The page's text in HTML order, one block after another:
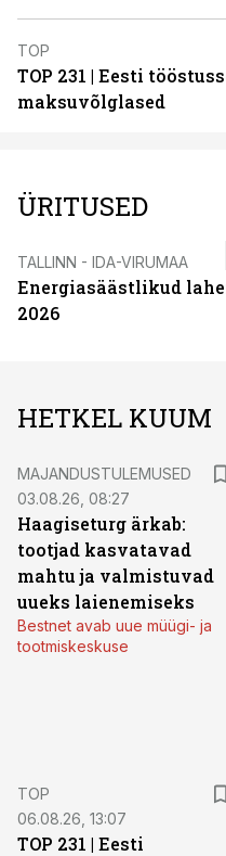
TOP
TOP 231 | Eesti
maksuvõlglased
ÜRITUSED
TALLINN - IDA-VIRUMAA
Energiasäästlikud
2026
HETKEL KUUM
MAJANDUSTULEMUSED
03.08.26, 08:27
Haagiseturg ärkab:
tootjad kasvatavad
mahtu ja valmistuvad
uueks laienemiseks
Bestnet avab uue müügi- ja
tootmiskeskuse
TOP
06.08.26, 13:07
TOP 231 | Eesti